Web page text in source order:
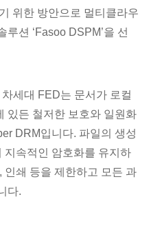
위한 방안으로 멀티클라우
루션 ‘Fasoo DSPM’을 선
세대 FED는 문서가 로컬
있든 철저한 보호와 일원화
DRM입니다. 파일의 생성
지속적인 암호화를 유지하
인쇄 등을 제한하고 모든 과
다.